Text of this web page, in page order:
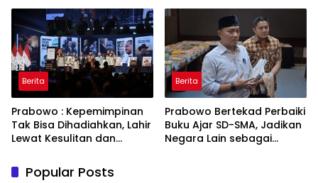
Babakan Madang
ASRI
Berita
Prabowo : Kepemimpinan
Tak Bisa Dihadiahkan, Lahir
Lewat Kesulitan dan
Berita
Prabowo Bertekad Perbaiki
Buku Ajar SD-SMA, Jadikan
Negara Lain sebagai
Popular Posts